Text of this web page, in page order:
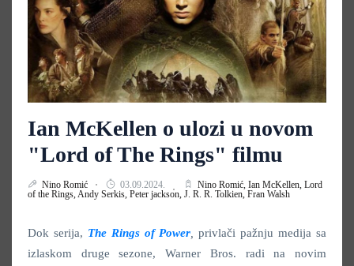
Ian McKellen o ulozi u novom
"Lord of The Rings" filmu
Nino Romić 03.09.2024. Nino Romić, Ian McKellen, Lord
of the Rings, Andy Serkis, Peter jackson, J. R. R. Tolkien, Fran Walsh
Dok serija, The Rings of Power ,privlači pažnju medija sa
izlaskom druge sezone, Warner Bros. radi na novim